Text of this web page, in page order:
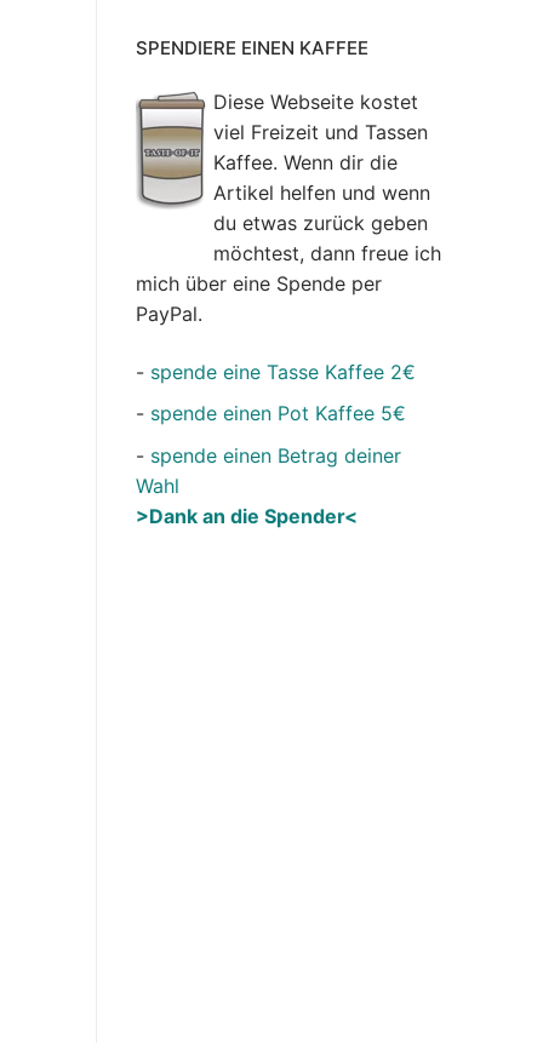
SPENDIERE EINEN KAFFEE
Diese Webseite kostet
viel Freizeit und Tassen
Kaffee. Wenn dir die
Artikel helfen und wenn
du etwas zurück geben
möchtest, dann freue ich
mich über eine Spende per
PayPal.
- spende eine Tasse Kaffee 2€
- spende einen Pot Kaffee 5€
- spende einen Betrag deiner
Wahl
>Dank an die Spender<